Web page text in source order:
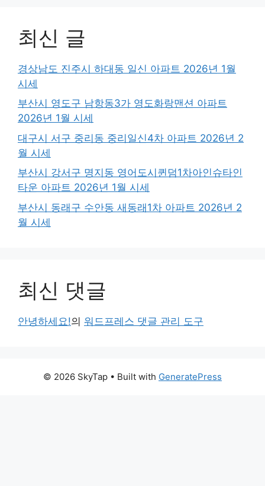
최신 글
경상남도 진주시 하대동 일신 아파트 2026년 1월
시세
부산시 영도구 남항동3가 영도화랑맨션 아파트
2026년 1월 시세
대구시 서구 중리동 중리일신4차 아파트 2026년 2
월 시세
부산시 강서구 명지동 영어도시퀸덤1차아인슈타인
타운 아파트 2026년 1월 시세
부산시 동래구 수안동 새동래1차 아파트 2026년 2
월 시세
최신 댓글
안녕하세요!의 워드프레스 댓글 관리 도구
© 2026 SkyTap • Built with GeneratePress